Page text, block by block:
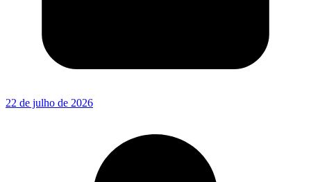
22 de julho de 2026